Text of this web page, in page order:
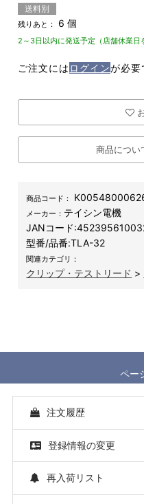
送料別
残りあと： 6 個
2～3日以内に発送予定（店舗休業日
ご注文には ログインが必要
商品につい
商品コード：
メーカー： テイシン電機
JANコード:
型番/品番:TLA-32
関連カテゴリ：
クリップ・テストリード >
ペー
注文履歴
登録情報の変更
再入荷リスト